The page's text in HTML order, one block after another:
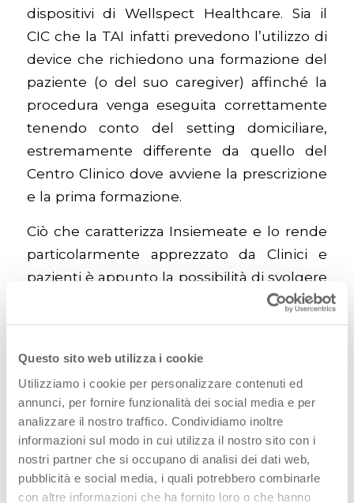
Questo sito web utilizza i cookie
Utilizziamo i cookie per personalizzare contenuti ed
annunci, per fornire funzionalità dei social media e per
analizzare il nostro traffico. Condividiamo inoltre
informazioni sul modo in cui utilizza il nostro sito con i
nostri partner che si occupano di analisi dei dati web,
pubblicità e social media, i quali potrebbero combinarle
con altre informazioni che ha fornito loro o che hanno
dispositivi di Wellspect Healthcare. Sia il
CIC che la TAI infatti prevedono l’utilizzo di
device che richiedono una formazione del
paziente (o del suo caregiver) affinché la
procedura venga eseguita correttamente
tenendo conto del setting domiciliare,
estremamente differente da quello del
Centro Clinico dove avviene la prescrizione
e la prima formazione.
Ciò che caratterizza Insiemeate e lo rende
particolarmente apprezzato da Clinici e
pazienti è appunto la possibilità di svolgere
il training al domicilio dell’interessato, in un
luogo sicuro e protetto. Incontrare
domande e dubbi che potrebbero creare
imbarazzo se formulati in un contesto
meno intimo e al tempo stesso, permette
all’infermiere di individuare eventuali
criticità formative per modellare al meglio